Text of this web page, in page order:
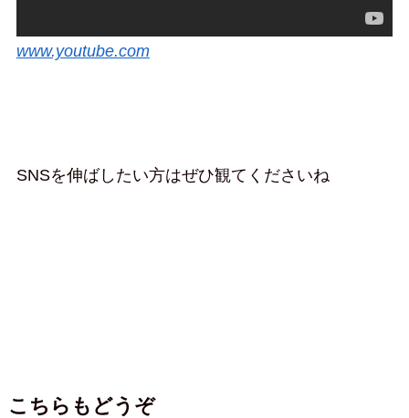
www.youtube.com
SNSを伸ばしたい方はぜひ観てくださいね
こちらもどうぞ